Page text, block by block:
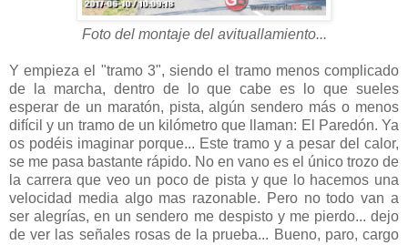
Foto del montaje del avituallamiento...
Y empieza el "tramo 3", siendo el tramo menos complicado
de la marcha, dentro de lo que cabe es lo que sueles
esperar de un maratón, pista, algún sendero más o menos
difícil y un tramo de un kilómetro que llaman: El Paredón. Ya
os podéis imaginar porque... Este tramo y a pesar del calor,
se me pasa bastante rápido. No en vano es el único trozo de
la carrera que veo un poco de pista y que lo hacemos una
velocidad media algo mas razonable. Pero no todo van a
ser alegrías, en un sendero me despisto y me pierdo... dejo
de ver las señales rosas de la prueba... Bueno, paro, cargo